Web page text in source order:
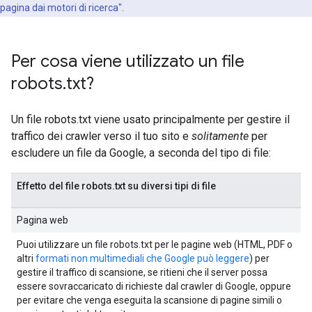
pagina dai motori di ricerca".
Per cosa viene utilizzato un file
robots.txt?
Un file robots.txt viene usato principalmente per gestire il
traffico dei crawler verso il tuo sito e solitamente per
escludere un file da Google, a seconda del tipo di file:
Effetto del file robots.txt su diversi tipi di file
Pagina web
Puoi utilizzare un file robots.txt per le pagine web (HTML, PDF o
altri formati non multimediali che Google può leggere) per
gestire il traffico di scansione, se ritieni che il server possa
essere sovraccaricato di richieste dal crawler di Google, oppure
per evitare che venga eseguita la scansione di pagine simili o